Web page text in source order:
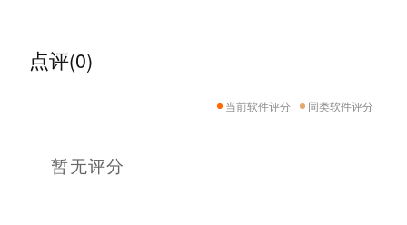
点评(0)
当前软件评分 同类软件评分
暂无评分